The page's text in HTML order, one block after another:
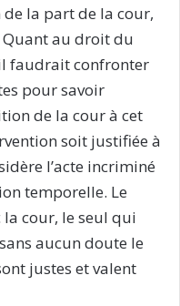
la part de la cour,
au droit du
faudrait confronter
pour savoir
de la cour à cet
soit justifiée à
l’acte incriminé
temporelle. Le
cour, le seul qui
aucun doute le
justes et valent